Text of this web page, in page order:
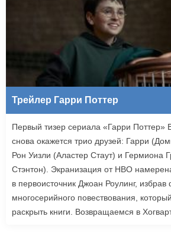
Трейлер Гарри Поттер
Первый тизер сериала «Гарри Поттер»
снова окажется трио друзей: Гарри
Рон Уизли (Аластер Стаут) и Гермиона
Стэнтон). Экранизация от HBO
в первоисточник Джоан Роулинг,
многосерийного повествования,
раскрыть книги. Возвращаемся в